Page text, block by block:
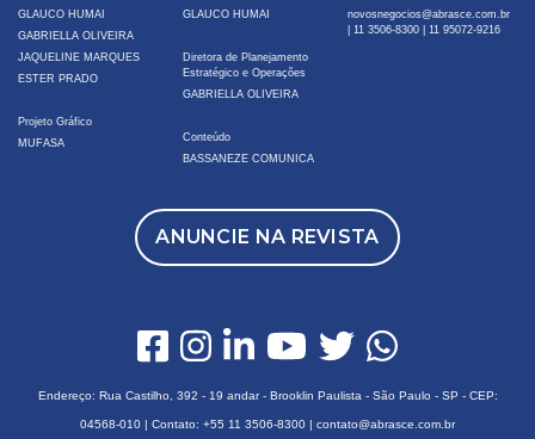
GLAUCO HUMAI
GABRIELLA OLIVEIRA
JAQUELINE MARQUES
ESTER PRADO
Projeto Gráfico
MUFASA
GLAUCO HUMAI
Diretora de Planejamento
Estratégico e Operações
GABRIELLA OLIVEIRA
Conteúdo
BASSANEZE COMUNICA
novosnegocios@abrasce.com.br
11 3506-8300| 11 95072-9216
ANUNCIE NA REVISTA
Endereço: Rua Castilho, 392 - 19 andar - Brooklin Paulista - São Paulo - SP - CEP:
04568-010 | Contato: +55 11 3506-8300 | contato@abrasce.com.br